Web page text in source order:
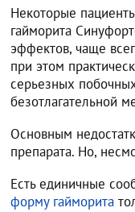
Некоторые
гайморита
эффектов, чаще
при этом
серьезных
безотлагательной
Основным
препарата. Но,
Есть единичные
форму гайморита